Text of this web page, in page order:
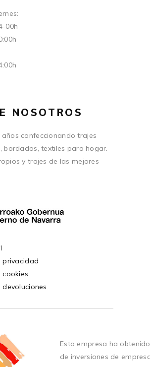
00h
NOSOTROS
años confeccionando trajes
bordados, textiles para hogar.
y trajes de las mejores
privacidad
cookies
Esta empresa ha
de inversiones de